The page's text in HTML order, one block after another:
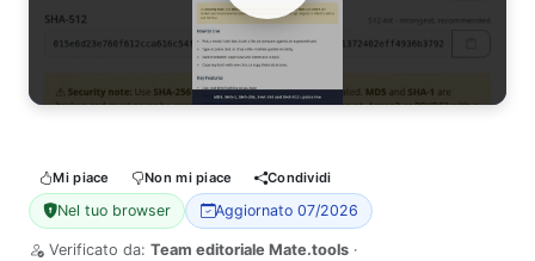
Watch Video
Mi piace Non mi piace Condividi
Nel tuo browser Aggiornato 07/2026
Verificato da: Team editoriale Mate.tools ·